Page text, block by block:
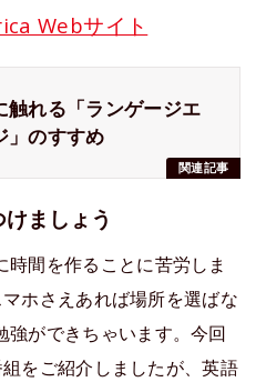
Webサイト
関連記事
触れる「ランゲージエ
」のすすめ
ましょう
間を作ることに苦労しま
ホさえあれば場所を選ばな
強ができちゃいます。今回
をご紹介しましたが、英語